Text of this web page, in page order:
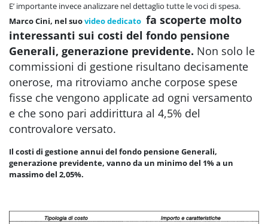
E’ importante invece analizzare nel dettaglio tutte le voci di spesa.
Marco Cini, nel suovideo dedicato fa scoperte molto
interessanti sui costi del fondo pensione
Generali, generazione previdente. Non solo le
commissioni di gestione risultano decisamente
onerose, ma ritroviamo anche corpose spese
fisse che vengono applicate ad ogni versamento
e che sono pari addirittura al 4,5% del
controvalore versato.
Il costi di gestione annui del fondo pensione Generali,
generazione previdente, vanno da un minimo del 1% a un
massimo del 2,05%.